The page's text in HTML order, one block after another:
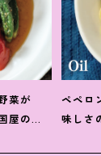
菜が
屋のつ
ペペロ
味しさ